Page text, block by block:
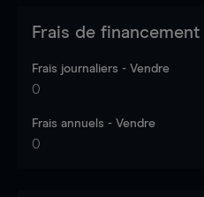
Frais de financement
Frais journaliers - Vendre
0
Frais annuels - Vendre
0